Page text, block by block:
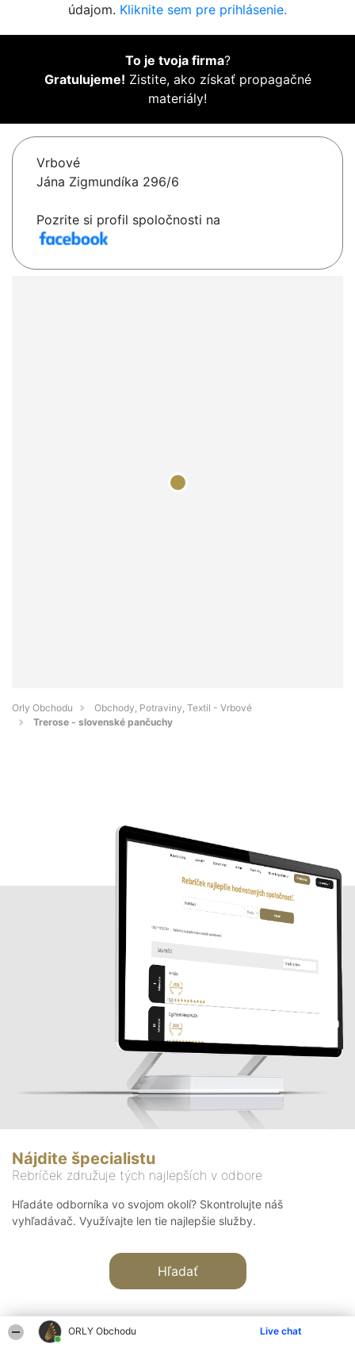
ORLY Obchodu Live chat
údajom. Kliknite sem pre prihlásenie.
To je tvoja firma?
Gratulujeme! Zistite, ako získať propagačné
materiály!
Vrbové
Jána Zigmundíka 296/6
Pozrite si profil spoločnosti na
Orly Obchodu
Obchody, Potraviny, Textil - Vrbové
Trerose - slovenské pančuchy
Nájdite špecialistu
Rebríček združuje tých najlepších v odbore
Hľadáte odborníka vo svojom okolí? Skontrolujte náš
vyhľadávač. Využívajte len tie najlepšie služby.
Hľadať